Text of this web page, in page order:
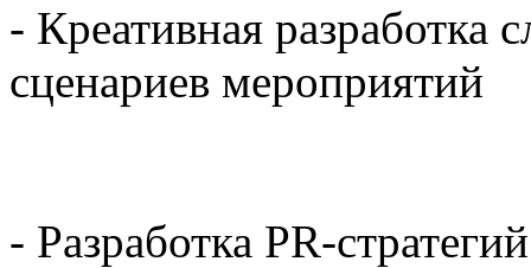
- Креативная разработка
сценариев мероприятий
- Разработка PR-стратегий